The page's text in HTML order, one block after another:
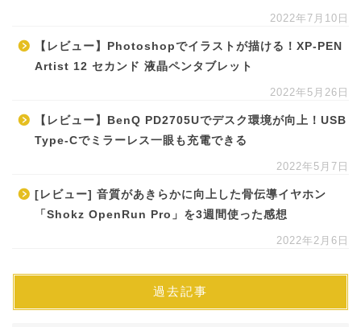
2022年7月10日
【レビュー】Photoshopでイラストが描ける！XP-PEN
Artist 12 セカンド 液晶ペンタブレット
2022年5月26日
【レビュー】BenQ PD2705Uでデスク環境が向上！USB
Type-Cでミラーレス一眼も充電できる
2022年5月7日
[レビュー] 音質があきらかに向上した骨伝導イヤホン
「Shokz OpenRun Pro」を3週間使った感想
2022年2月6日
過去記事